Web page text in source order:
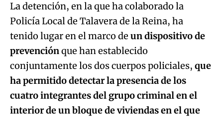
La detención, en la que ha colaborado la
Policía Local de Talavera de la Reina, ha
tenido lugar en el marco de un dispositivo de
prevenciónque han establecido
conjuntamente los dos cuerpos policiales, que
ha permitido detectar la presencia de los
cuatro integrantes del grupo criminal en el
interior de un bloque de viviendas en el que